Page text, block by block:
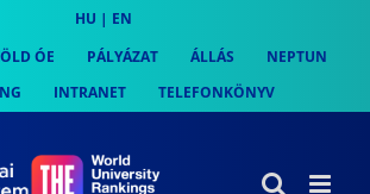
HU | EN
ÓE PÁLYÁZAT ÁLLÁS
NEPTUN
INTRANET TELEFONKÖNYV